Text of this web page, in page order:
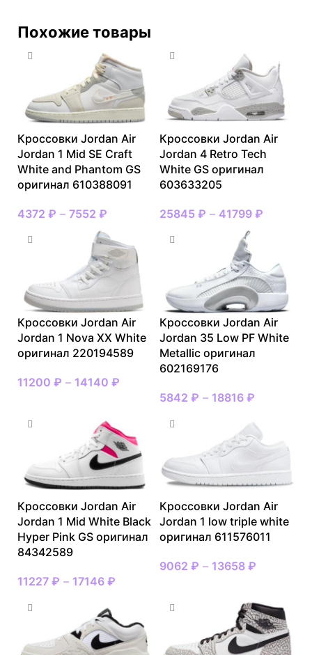
Похожие товары
Кроссовки Jordan Air
Jordan 1 Mid SE Craft
White and Phantom GS
оригинал 610388091
4372 ₽ – 7552 ₽
Кроссовки Jordan Air
Jordan 4 Retro Tech
White GS оригинал
603633205
25845 ₽ – 41799 ₽
Кроссовки Jordan Air
Jordan 1 Nova XX White
оригинал 220194589
11200 ₽ – 14140 ₽
Кроссовки Jordan Air
Jordan 35 Low PF White
Metallic оригинал
602169176
5842 ₽ – 18816 ₽
Кроссовки Jordan Air
Jordan 1 Mid White Black
Hyper Pink GS оригинал
84342589
11227 ₽ – 17146 ₽
Кроссовки Jordan Air
Jordan 1 low triple white
оригинал 611576011
9062 ₽ – 13658 ₽